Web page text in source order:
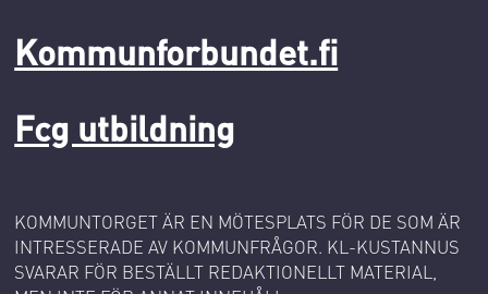
Kommunforbundet.fi
Fcg utbildning
KOMMUNTORGET ÄR EN MÖTESPLATS FÖR DE SOM ÄR
INTRESSERADE AV KOMMUNFRÅGOR. KL-KUSTANNUS
SVARAR FÖR BESTÄLLT REDAKTIONELLT MATERIAL,